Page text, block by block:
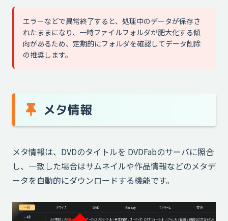
エラーなどで異常終了すると、処理中のデータが保存さ
れたままになり、一時ファイルフォルダが肥大化する傾
向があるため、定期的にフォルダを確認してデータ削除
の推奨します。
メタ情報
メタ情報は、DVDのタイトルを DVDFabのサーバに照合
し、一致した場合はサムネイルや作品情報などのメタデ
ータを自動的にダウンロードする機能です。